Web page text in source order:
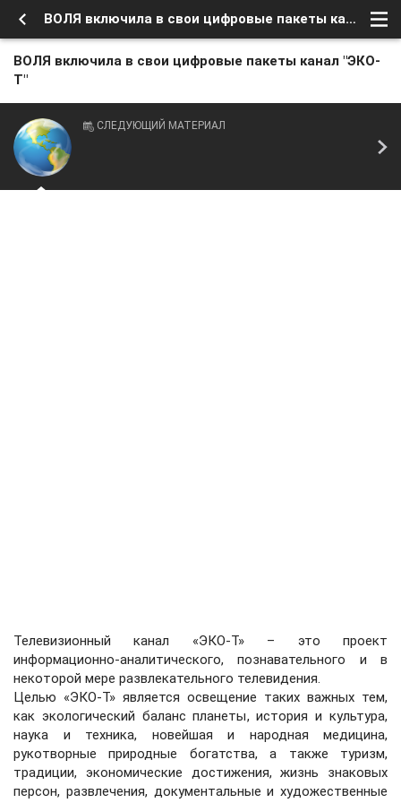
ВОЛЯ включила в свои цифровые пакеты канал "ЭКО-Т"
ВОЛЯ включила в свои цифровые пакеты канал "ЭКО-
Т"
СЛЕДУЮЩИЙ МАТЕРИАЛ
Телевизионный канал «ЭКО-Т» – это проект
информационно-аналитического, познавательного и в
некоторой мере развлекательного телевидения.
Целью «ЭКО-Т» является освещение таких важных тем,
как экологический баланс планеты, история и культура,
наука и техника, новейшая и народная медицина,
рукотворные природные богатства, а также туризм,
традиции, экономические достижения, жизнь знаковых
персон, развлечения, документальные и художественные